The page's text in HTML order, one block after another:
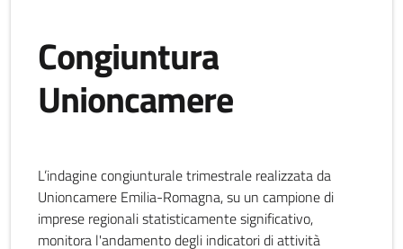
Congiuntura
Unioncamere
L’indagine congiunturale trimestrale realizzata da
Unioncamere Emilia-Romagna, su un campione di
imprese regionali statisticamente significativo,
monitora l'andamento degli indicatori di attività